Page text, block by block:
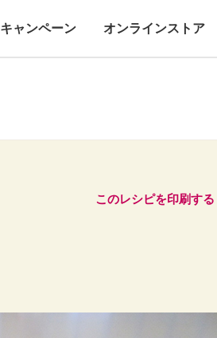
キャンペーン オンラインストア
このレシピを印刷する